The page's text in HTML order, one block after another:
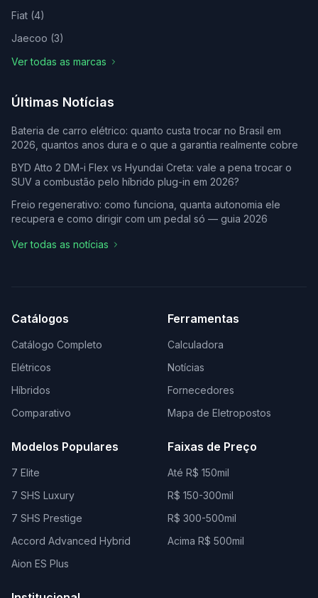
Fiat (4)
Jaecoo (3)
Ver todas as marcas
Últimas Notícias
Bateria de carro elétrico: quanto custa trocar no Brasil em
2026, quantos anos dura e o que a garantia realmente cobre
BYD Atto 2 DM-i Flex vs Hyundai Creta: vale a pena trocar o
SUV a combustão pelo híbrido plug-in em 2026?
Freio regenerativo: como funciona, quanta autonomia ele
recupera e como dirigir com um pedal só — guia 2026
Ver todas as notícias
Catálogos
Catálogo Completo
Elétricos
Híbridos
Comparativo
Ferramentas
Calculadora
Notícias
Fornecedores
Mapa de Eletropostos
Modelos Populares
7 Elite
7 SHS Luxury
7 SHS Prestige
Accord Advanced Hybrid
Aion ES Plus
Faixas de Preço
Até R$ 150mil
R$ 150-300mil
R$ 300-500mil
Acima R$ 500mil